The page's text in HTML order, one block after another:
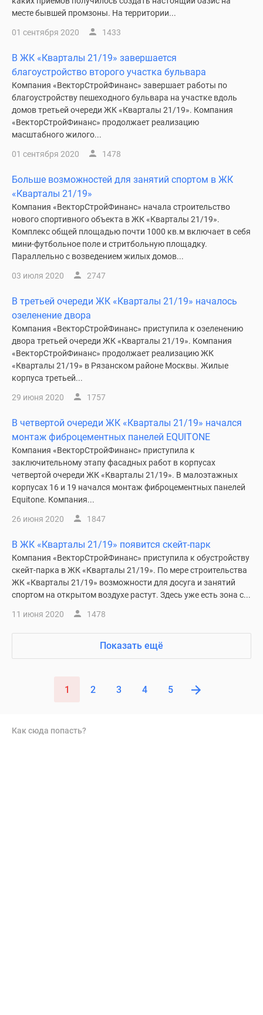
месте бывшей промзоны. На территории...
01 сентября 2020 1433
В ЖК «Кварталы 21/19» завершается
благоустройство второго участка бульвара
Компания «ВекторСтройФинанс» завершает работы по
благоустройству пешеходного бульвара на участке вдоль
домов третьей очереди ЖК «Кварталы 21/19». Компания
«ВекторСтройФинанс» продолжает реализацию
масштабного жилого...
01 сентября 2020 1478
Больше возможностей для занятий спортом в ЖК
«Кварталы 21/19»
Компания «ВекторСтройФинанс» начала строительство
нового спортивного объекта в ЖК «Кварталы 21/19».
Комплекс общей площадью почти 1000 кв.м включает в себя
мини-футбольное поле и стритбольную площадку.
Параллельно с возведением жилых домов...
03 июля 2020 2747
В третьей очереди ЖК «Кварталы 21/19» началось
озеленение двора
Компания «ВекторСтройФинанс» приступила к озеленению
двора третьей очереди ЖК «Кварталы 21/19». Компания
«ВекторСтройФинанс» продолжает реализацию ЖК
«Кварталы 21/19» в Рязанском районе Москвы. Жилые
корпуса третьей...
29 июня 2020 1757
В четвертой очереди ЖК «Кварталы 21/19» начался
монтаж фиброцементных панелей EQUITONE
Компания «ВекторСтройФинанс» приступила к
заключительному этапу фасадных работ в корпусах
четвертой очереди ЖК «Кварталы 21/19». В малоэтажных
корпусах 16 и 19 начался монтаж фиброцементных панелей
Equitone. Компания...
26 июня 2020 1847
В ЖК «Кварталы 21/19» появится скейт-парк
Компания «ВекторСтройФинанс» приступила к обустройству
скейт-парка в ЖК «Кварталы 21/19». По мере строительства
ЖК «Кварталы 21/19» возможности для досуга и занятий
спортом на открытом воздухе растут. Здесь уже есть зона с...
11 июня 2020 1478
Показать ещё
1 2 3 4 5
Как сюда попасть?